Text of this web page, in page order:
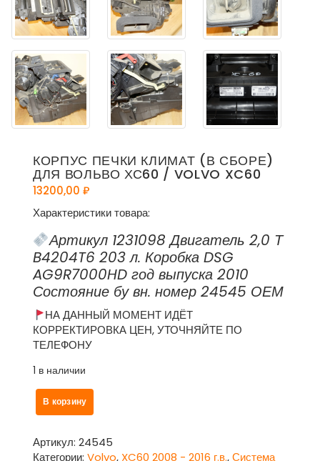
КОРПУС ПЕЧКИ КЛИМАТ (В СБОРЕ)
ДЛЯ ВОЛЬВО ХС60 / VOLVO XC60
13200,00 ₽
Характеристики товара:
Артикул 1231098 Двигатель 2,0 Т
B4204T6 203 л. Коробка DSG
AG9R7000HD год выпуска 2010
Состояние бу вн. номер 24545 ОЕМ
НА ДАННЫЙ МОМЕНТ ИДЁТ
КОРРЕКТИРОВКА ЦЕН, УТОЧНЯЙТЕ ПО
ТЕЛЕФОНУ
1 в наличии
Количество
товара
печки
климат
В корзину
Артикул: 24545
Категории: Volvo, XC60 2008 - 2016 г.в.,Система